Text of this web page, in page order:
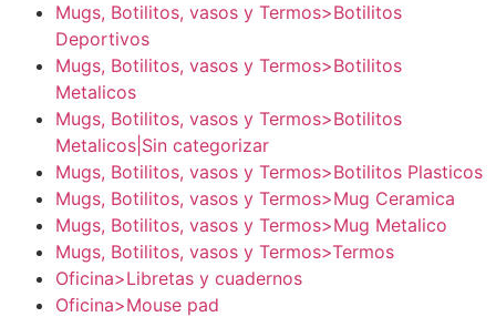
Mugs, Botilitos, vasos y Termos>Botilitos
Deportivos
Mugs, Botilitos, vasos y Termos>Botilitos
Metalicos
Mugs, Botilitos, vasos y Termos>Botilitos
Metalicos|Sin categorizar
Mugs, Botilitos, vasos y Termos>Botilitos Plasticos
Mugs, Botilitos, vasos y Termos>Mug Ceramica
Mugs, Botilitos, vasos y Termos>Mug Metalico
Mugs, Botilitos, vasos y Termos>Termos
Oficina>Libretas y cuadernos
Oficina>Mouse pad